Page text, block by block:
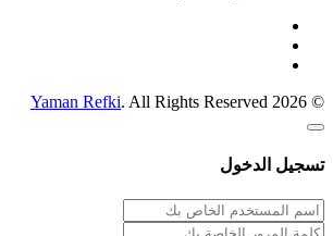
© 2026
Yaman Refki. All Rights Reserved
تسجيل الدخول